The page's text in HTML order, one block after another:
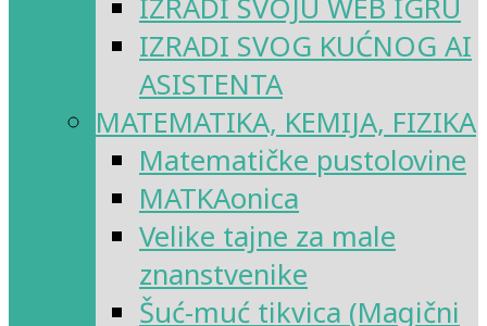
IZRADI SVOJU WEB IGRU
IZRADI SVOG KUĆNOG AI
ASISTENTA
MATEMATIKA, KEMIJA, FIZIKA
Matematičke pustolovine
MATKAonica
Velike tajne za male
znanstvenike
Šuć-muć tikvica (Magični